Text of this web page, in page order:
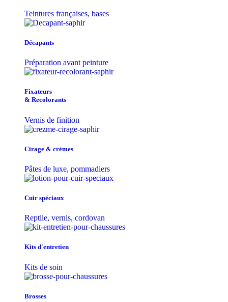
Teintures françaises, bases
Décapants
Préparation avant peinture
Fixateurs
& Recolorants
Vernis de finition
Cirage & crèmes
Pâtes de luxe, pommadiers
Cuir spéciaux
Reptile, vernis, cordovan
Kits d'entretien
Kits de soin
Brosses